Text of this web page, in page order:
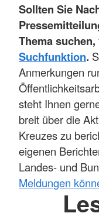
Sollten Sie
Thema
Suchfunktion.
Anmerkungen
steht Ihnen
breit über die
Kreuzes zu
eigenen
Landes- und
Meldungen